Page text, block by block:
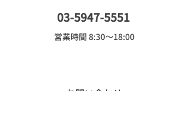
03-5947-5551
​営業時間 8:30～18:00
お問い合わせ